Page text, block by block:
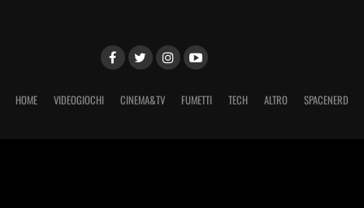
HOME VIDEOGIOCHI CINEMA&TV FUMETTI TECH ALTRO SPACENERD